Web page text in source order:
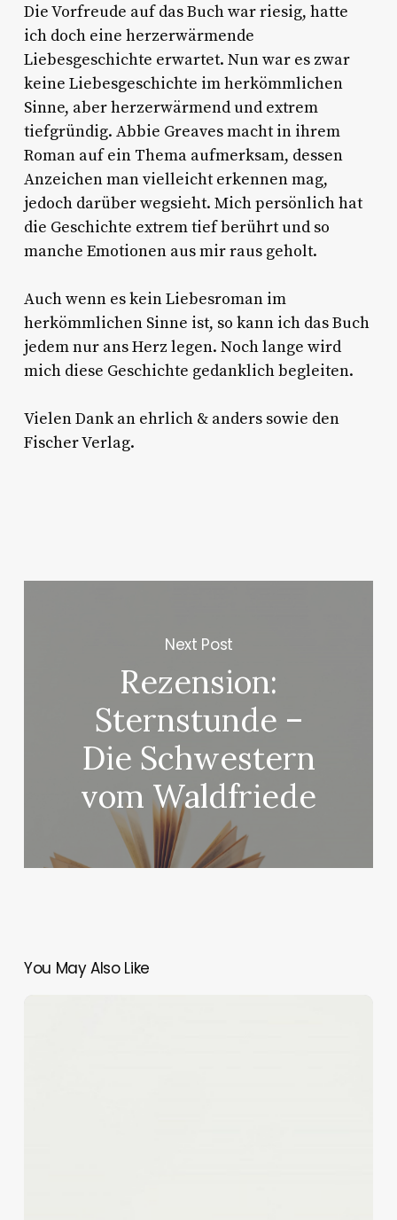
Die Vorfreude auf das Buch war riesig, hatte
ich doch eine herzerwärmende
Liebesgeschichte erwartet. Nun war es zwar
keine Liebesgeschichte im herkömmlichen
Sinne, aber herzerwärmend und extrem
tiefgründig. Abbie Greaves macht in ihrem
Roman auf ein Thema aufmerksam, dessen
Anzeichen man vielleicht erkennen mag,
jedoch darüber wegsieht. Mich persönlich hat
die Geschichte extrem tief berührt und so
manche Emotionen aus mir raus geholt.
Auch wenn es kein Liebesroman im
herkömmlichen Sinne ist, so kann ich das Buch
jedem nur ans Herz legen. Noch lange wird
mich diese Geschichte gedanklich begleiten.
Vielen Dank an ehrlich & anders sowie den
Fischer Verlag.
Next Post
Rezension:
Sternstunde –
Die Schwestern
vom Waldfriede
You May Also Like